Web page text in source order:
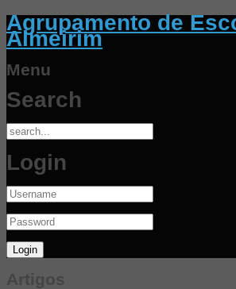
Agrupamento de
Almeirim
Menu
Search
Login
Artigos